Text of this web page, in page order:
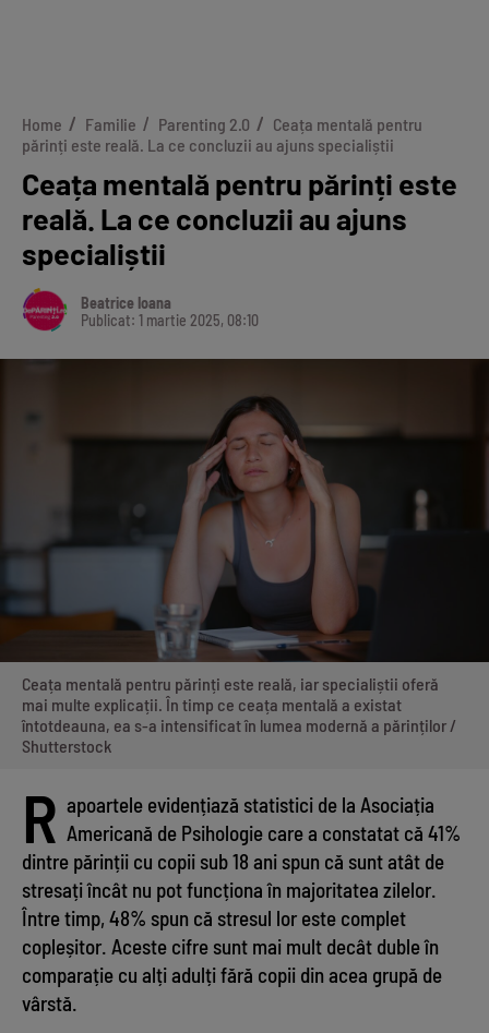
Home Familie Parenting 2.0
Ceața mentală pentru
părinți este reală. La ce concluzii au ajuns specialiștii
Ceața mentală pentru părinți este
reală. La ce concluzii au ajuns
specialiștii
Beatrice Ioana
Publicat: 1 martie 2025, 08:10
Ceața mentală pentru părinți este reală, iar specialiștii oferă
mai multe explicații. În timp ce ceața mentală a existat
întotdeauna, ea s-a intensificat în lumea modernă a părinților /
Shutterstock
R apoartele evidențiază statistici de la Asociația
Americană de Psihologie care a constatat că 41%
dintre părinții cu copii sub 18 ani spun că sunt atât de
stresați încât nu pot funcționa în majoritatea zilelor.
Între timp, 48% spun că stresul lor este complet
copleșitor. Aceste cifre sunt mai mult decât duble în
comparație cu alți adulți fără copii din acea grupă de
vârstă.